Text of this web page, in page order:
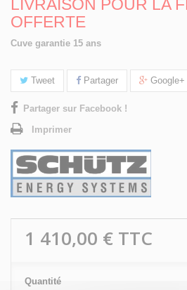
LIVRAISON POUR LA
OFFERTE
Cuve garantie 15 ans
Tweet Partager Google+
Partager sur Facebook !
Imprimer
1 410,00 € TTC
Quantité